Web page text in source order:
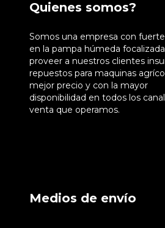
Quienes somos?
Somos una empresa con
en la pampa húmeda
proveer a nuestros clientes
repuestos para maquinas
mejor precio y con la mayor
disponibilidad en todos los
venta que operamos.
Medios de envío